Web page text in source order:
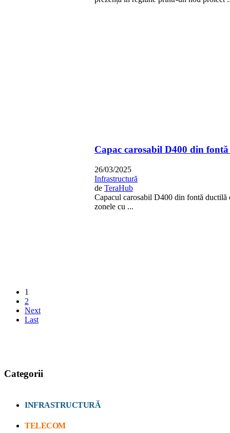
Capac carosabil D400 din
26/03/2025
Infrastructură
de TeraHub
Capacul carosabil D400 din fontă ductilă
zonele cu ...
1
2
Next
Last
Categorii
INFRASTRUCTURĂ
TELECOM